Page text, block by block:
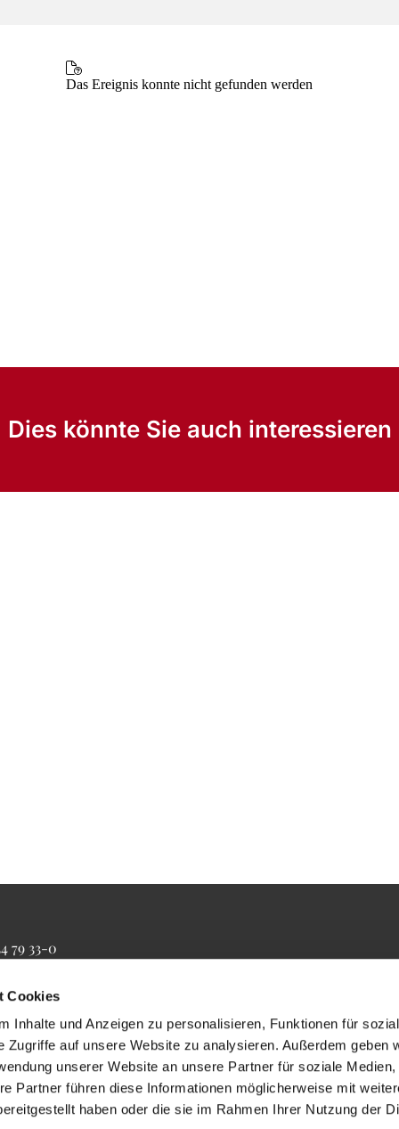
Cookies
Inhalte und Anzeigen zu personalisieren, Funktionen für
Zugriffe auf unsere Website zu analysieren. Außerdem geben
unserer Website an unsere Partner für soziale Medien,
Partner führen diese Informationen möglicherweise mit
haben oder die sie im Rahmen Ihrer Nutzung der
Dies könnte Sie auch interessieren
79 33-0
von-berlin.de
Impressum ChurchDesk-Login